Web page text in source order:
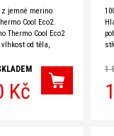
jemné merino
Cool Eco2.
Thermo Cool Eco2
od těla,
zaručuje, že
Kč
1